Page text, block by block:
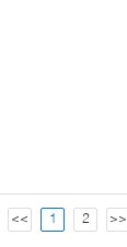
<< 1 2 >>